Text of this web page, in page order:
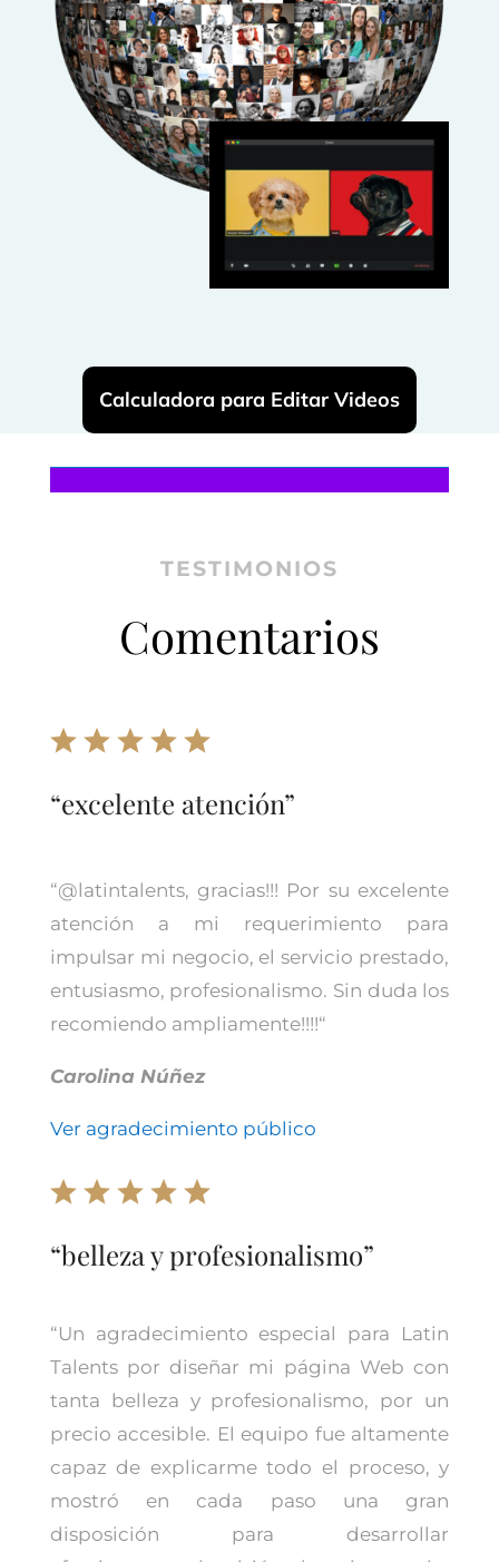
Calculadora para Editar Videos
TESTIMONIOS
Comentarios
“excelente atención”
“@latintalents, gracias!!! Por su excelente
atención a mi requerimiento para
impulsar mi negocio, el servicio prestado,
entusiasmo, profesionalismo. Sin duda los
recomiendo ampliamente!!!!“
Carolina Núñez
Ver agradecimiento público
“belleza y profesionalismo”
“Un agradecimiento especial para Latin
Talents por diseñar mi página Web con
tanta belleza y profesionalismo, por un
precio accesible. El equipo fue altamente
capaz de explicarme todo el proceso, y
mostró en cada paso una gran
disposición para desarrollar